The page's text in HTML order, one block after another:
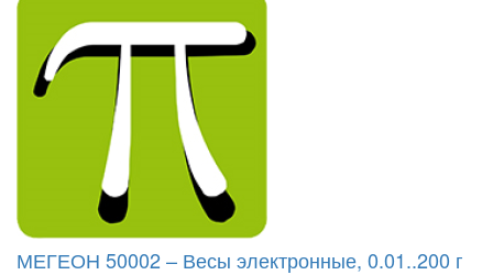
МЕГЕОН 50002 – Весы электронные, 0.01..200 г